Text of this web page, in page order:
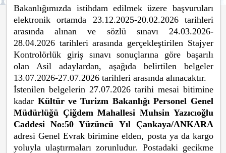
Bakanlığımızda istihdam edilmek üzere başvuruları
elektronik ortamda 23.12.2025-20.02.2026 tarihleri
arasında alınan ve sözlü sınavı 24.03.2026-
28.04.2026 tarihleri arasında gerçekleştirilen Stajyer
Kontrolörlük giriş sınavı sonuçlarına göre başarılı
olan Asil adaylardan, aşağıda belirtilen belgeler
13.07.2026-27.07.2026 tarihleri arasında alınacaktır.
İstenilen belgelerin 27.07.2026 tarihi mesai bitimine
kadar Kültür ve Turizm Bakanlığı Personel Genel
Müdürlüğü Çiğdem Mahallesi Muhsin Yazıcıoğlu
Caddesi No:50 Yüzüncü Yıl Çankaya/ANKARA
adresi Genel Evrak birimine elden, posta ya da kargo
yoluyla ulaştırmaları zorunludur. Postadaki gecikme